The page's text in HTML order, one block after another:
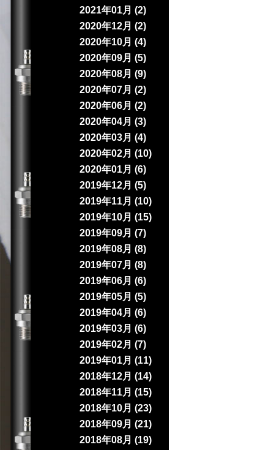
2021年01月 (2)
2020年12月 (2)
2020年10月 (4)
2020年09月 (5)
2020年08月 (9)
2020年07月 (2)
2020年06月 (2)
2020年04月 (3)
2020年03月 (4)
2020年02月 (10)
2020年01月 (6)
2019年12月 (5)
2019年11月 (10)
2019年10月 (15)
2019年09月 (7)
2019年08月 (8)
2019年07月 (8)
2019年06月 (6)
2019年05月 (5)
2019年04月 (6)
2019年03月 (6)
2019年02月 (7)
2019年01月 (11)
2018年12月 (14)
2018年11月 (15)
2018年10月 (23)
2018年09月 (21)
2018年08月 (19)